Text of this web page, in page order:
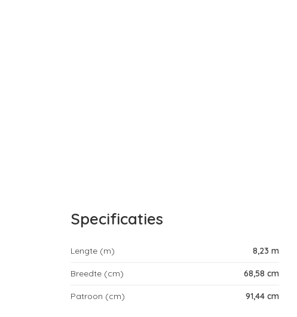
Specificaties
Lengte (m) 8,23 m
Breedte (cm) 68,58 cm
Patroon (cm) 91,44 cm